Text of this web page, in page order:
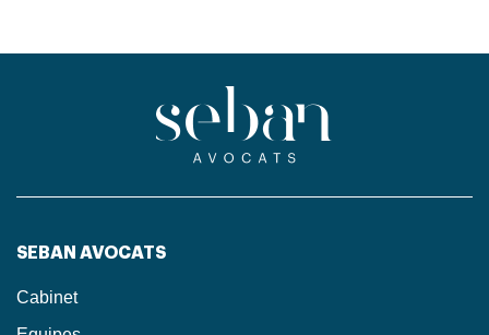
SEBAN AVOCATS
Cabinet